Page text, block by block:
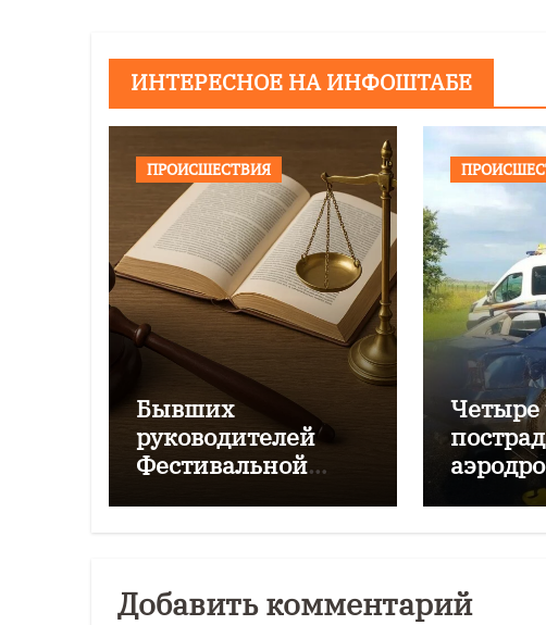
ИНТЕРЕСНОЕ НА ИНФОШТАБЕ
ПРОИСШЕСТВИЯ
Бывших
руководителей
Фестивальной
Четыре
Добавить комментарий